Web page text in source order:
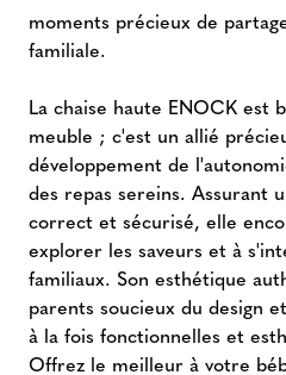
moments précieux de
familiale.
La chaise haute ENOCK est
meuble ; c'est un allié
développement de
des repas sereins. Assurant
correct et sécurisé, elle
explorer les saveurs et à
familiaux. Son esthétique
parents soucieux du design
à la fois fonctionnelles et
Offrez le meilleur à votre